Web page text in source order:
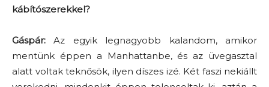
kábítószerekkel?
Gáspár: Az egyik legnagyobb kalandom, amikor
mentünk éppen a Manhattanbe, és az üvegasztal
alatt voltak teknősök, ilyen díszes izé. Két faszi nekiállt